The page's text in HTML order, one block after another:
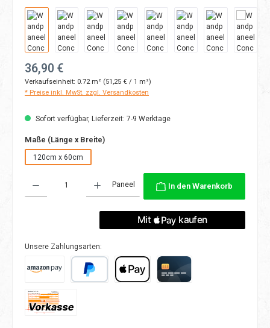
Regulärer Preis:
36,90 €
Verkaufseinheit: 0.72 m² (51,25 € / 1 m²)
* Preise inkl. MwSt. zzgl. Versandkosten
Sofort verfügbar, Lieferzeit: 7-9 Werktage
Maße (Länge x Breite)auswählen
120cm x 60cm
Paneel In den Warenkorb
Unsere Zahlungsarten: